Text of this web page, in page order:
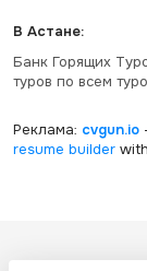
В Астане:
Банк Горящих
туров по всем
Реклама: cvgun.io
resume builderwith